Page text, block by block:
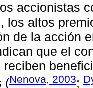
accionistas
los altos
de la acción
que el
reciben
(Nenova, 2003;